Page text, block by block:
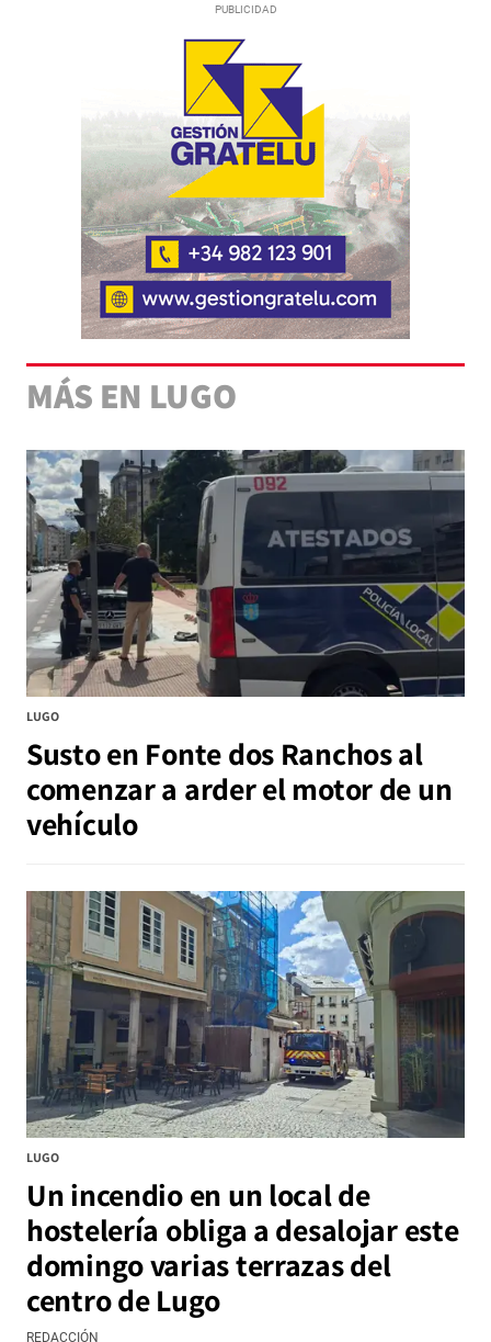
MÁS EN LUGO
LUGO
Susto en Fonte dos Ranchos al
comenzar a arder el motor de un
vehículo
LUGO
Un incendio en un local de
hostelería obliga a desalojar este
domingo varias terrazas del
centro de Lugo
REDACCIÓN